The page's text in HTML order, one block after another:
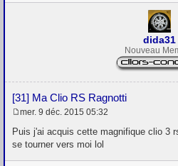
dida31
Nouveau
[31] Ma Clio RS Ragnotti
e
s
a
mer. 9 déc. 2015 05:32
Puis j'ai acquis cette magnifique clio 3
se tourner vers moi lol